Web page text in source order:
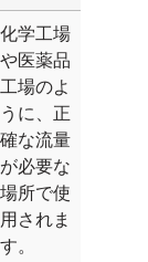
化学工場
や医薬品
工場のよ
うに、正
確な流量
が必要な
場所で使
用されま
す。